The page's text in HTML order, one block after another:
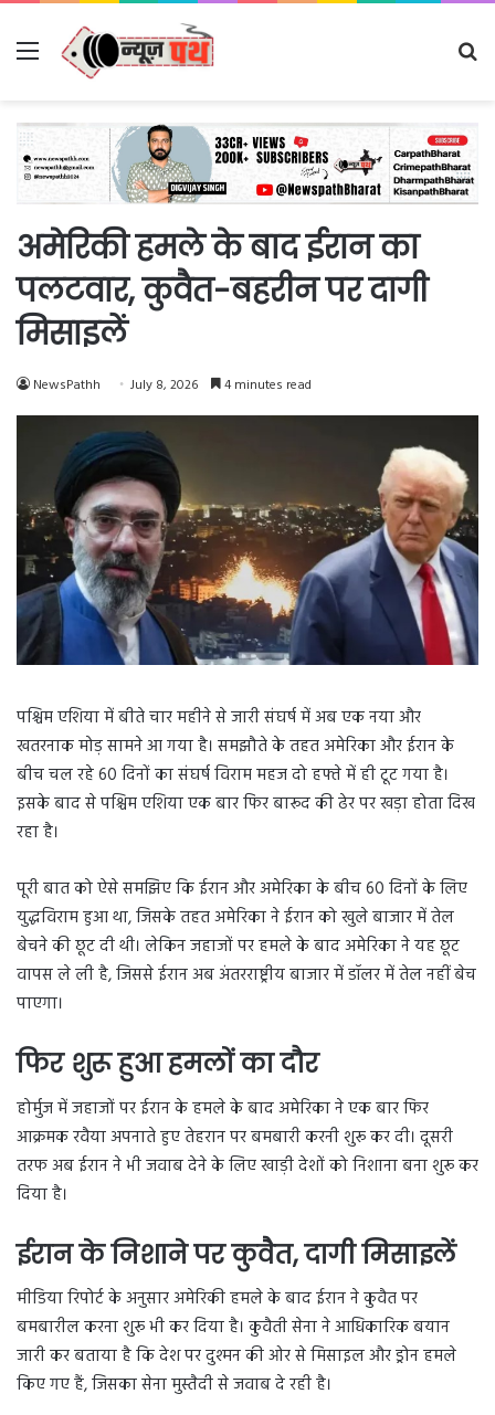
Menu
अमेरिकी हमले के बाद ईरान का
पलटवार, कुवैत-बहरीन पर दागी
मिसाइलें
NewsPathh July 8, 2026 4 minutes read
पश्चिम एशिया में बीते चार महीने से जारी संघर्ष में अब एक नया और
खतरनाक मोड़ सामने आ गया है। समझौते के तहत अमेरिका और ईरान के
बीच चल रहे 60 दिनों का संघर्ष विराम महज दो हफ्ते में ही टूट गया है।
इसके बाद से पश्चिम एशिया एक बार फिर बारूद की ढेर पर खड़ा होता दिख
रहा है।
पूरी बात को ऐसे समझिए कि ईरान और अमेरिका के बीच 60 दिनों के लिए
युद्धविराम हुआ था, जिसके तहत अमेरिका ने ईरान को खुले बाजार में तेल
बेचने की छूट दी थी। लेकिन जहाजों पर हमले के बाद अमेरिका ने यह छूट
वापस ले ली है, जिससे ईरान अब अंतरराष्ट्रीय बाजार में डॉलर में तेल नहीं बेच
पाएगा।
फिर शुरू हुआ हमलों का दौर
होर्मुज में जहाजों पर ईरान के हमले के बाद अमेरिका ने एक बार फिर
आक्रमक रवैया अपनाते हुए तेहरान पर बमबारी करनी शुरू कर दी। दूसरी
तरफ अब ईरान ने भी जवाब देने के लिए खाड़ी देशों को निशाना बना शुरू कर
दिया है।
ईरान के निशाने पर कुवैत, दागी मिसाइलें
मीडिया रिपोर्ट के अनुसार अमेरिकी हमले के बाद ईरान ने कुवैत पर
बमबारील करना शुरू भी कर दिया है। कुवैती सेना ने आधिकारिक बयान
जारी कर बताया है कि देश पर दुश्मन की ओर से मिसाइल और ड्रोन हमले
किए गए हैं, जिसका सेना मुस्तैदी से जवाब दे रही है।